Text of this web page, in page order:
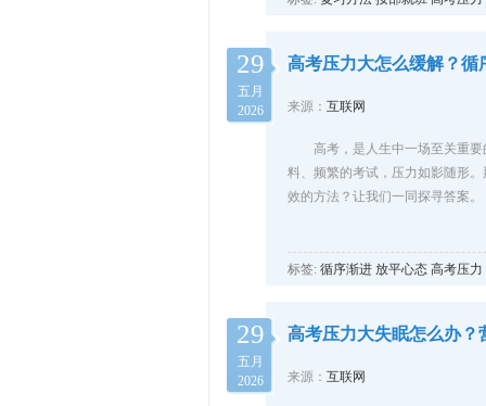
29
五月
2026
高考压力大怎么缓解？循
来源： 互联网
高考，是人生中一场至关重
料、频繁的考试，压力如影随形
效的方法？让我们一同探寻答案。
标签: 循序渐进 放平心态 高考压力
29
五月
2026
高考压力大失眠怎么办？
来源： 互联网